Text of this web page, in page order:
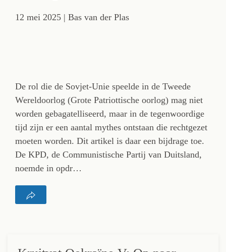
12 mei 2025 | Bas van der Plas
De rol die de Sovjet-Unie speelde in de Tweede
Wereldoorlog (Grote Patriottische oorlog) mag niet
worden gebagatelliseerd, maar in de tegenwoordige
tijd zijn er een aantal mythes ontstaan die rechtgezet
moeten worden. Dit artikel is daar een bijdrage toe.
De KPD, de Communistische Partij van Duitsland,
noemde in opdr…